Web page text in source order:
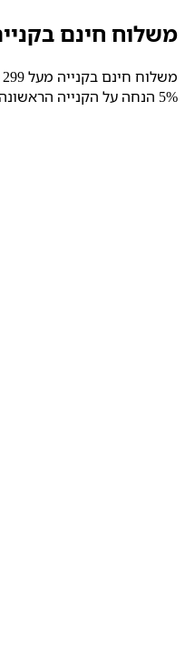
דלג
לתוכן
משלוח חינם בקנייה מעל 299 ₪,
משלוח חינם בקנייה מעל 299 ₪, לא כולל בישום
5% הנחה על הקנייה הראשונה בקוד קופון : START5